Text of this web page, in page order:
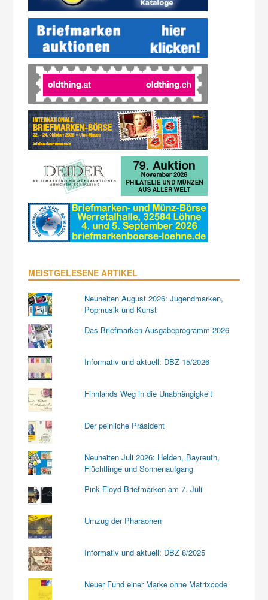
MEISTGELESENE ARTIKEL
Neuheiten August 2026: Jugendmarken,
Popmusik und Kunst
Das Briefmarken-Ausgabeprogramm 2026
Informativ und aktuell: DBZ 15/2026
Finnlands Weg in die Unabhängigkeit
Der peinliche Präsident
Neuheiten Juli 2026: Helden, Bayreuth,
Flüchtlinge und Sonnenaufgang
Pink Floyd Briefmarken am 7. Juli
Umzug der Pharaonen
Informativ und aktuell: DBZ 8/2025
Neuer Fund einer Marke ohne Matrixcode